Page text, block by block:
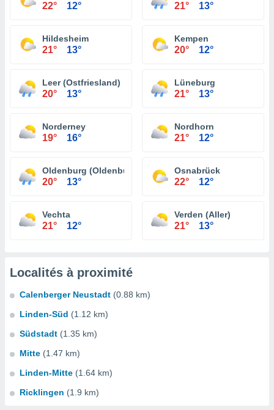
22° 12° 21° 13°
Hildesheim
21° 13°
Kempen
20° 12°
Leer (Ostfriesland)
20° 13°
Lüneburg
21° 13°
Norderney
19° 16°
Nordhorn
21° 12°
Oldenburg (Oldenburg)
20° 13°
Osnabrück
22° 12°
Vechta
21° 12°
Verden (Aller)
21° 13°
Localités à proximité
Calenberger Neustadt (0.88 km)
Linden-Süd (1.12 km)
Südstadt (1.35 km)
Mitte (1.47 km)
Linden-Mitte (1.64 km)
Ricklingen (1.9 km)